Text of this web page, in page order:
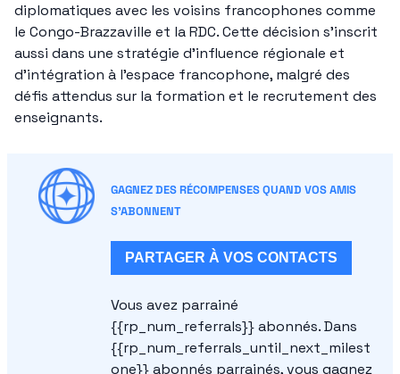
diplomatiques avec les voisins francophones comme
le Congo-Brazzaville et la RDC. Cette décision s’inscrit
aussi dans une stratégie d’influence régionale et
d’intégration à l’espace francophone, malgré des
défis attendus sur la formation et le recrutement des
enseignants.
GAGNEZ DES RÉCOMPENSES QUAND VOS AMIS
S’ABONNENT
PARTAGER À VOS CONTACTS
Vous avez parrainé
{{rp_num_referrals}} abonnés. Dans
{{rp_num_referrals_until_next_milest